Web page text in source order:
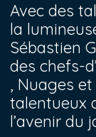
Avec des
la
Sébastien
des chefs-
, Nuages
talentueux
l’avenir du